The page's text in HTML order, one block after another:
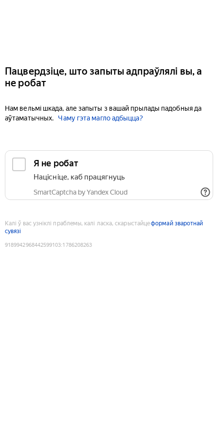
Пацвердзіце, што запыты адпраўлялі вы, а
не робат
Нам вельмі шкада, але запыты з вашай прылады падобныя да
аўтаматычных.
Чаму гэта магло адбыцца?
Я не робат
Націсніце, каб працягнуць
SmartCaptcha by Yandex Cloud
Калі ў вас узніклі праблемы, калі ласка, скарыстайцеформай зваротнай
сувязі
9189942968442599103:1786208263